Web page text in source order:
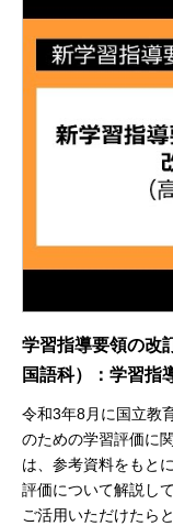
学習指導要領の改
国語科）：学習指
令和3年8月に国立教
のための学習評価に
は、参考資料をもと
評価について解説し
ご活用いただけたら